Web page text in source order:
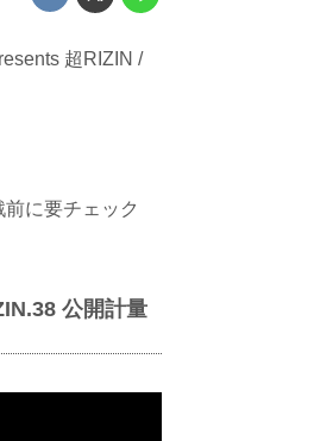
超RIZIN /
に要チェック
公開計量